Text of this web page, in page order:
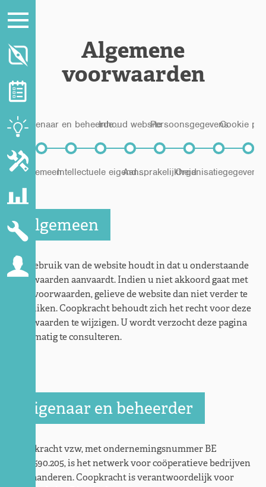
Algemene
voorwaarden
Algemeen
Eigenaar en beheerde...
Intellectuele eigend...
Inhoud website
Aansprakelijkheid
Persoonsgegevens
Organisatiegegevens
Cookie
Algemeen
Het gebruik van de website houdt in dat u onderstaande
voorwaarden aanvaardt. Indien u niet akkoord gaat met
deze voorwaarden, gelieve de website dan niet verder te
gebruiken. Coopkracht behoudt zich het recht voor deze
voorwaarden te wijzigen. U wordt verzocht deze pagina
regelmatig te consulteren.
Eigenaar en beheerder
Coopkracht vzw, met ondernemingsnummer BE
0443.590.205, is het netwerk voor coöperatieve bedrijven
in Vlaanderen. Coopkracht is verantwoordelijk voor